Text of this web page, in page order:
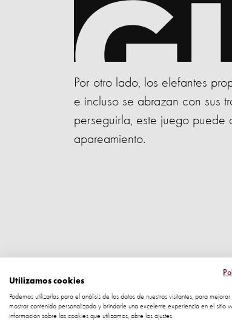
Por otro lado, los elefantes
e incluso se abrazan con sus
perseguirla, este juego puede
apareamiento.
Utilizamos cookies
Podemos utilizarlas para el análisis de los datos de nuestros visitantes, para
mostrar contenido personalizado y brindarle una excelente experiencia en el sitio
información sobre las cookies que utilizamos, abre los ajustes.